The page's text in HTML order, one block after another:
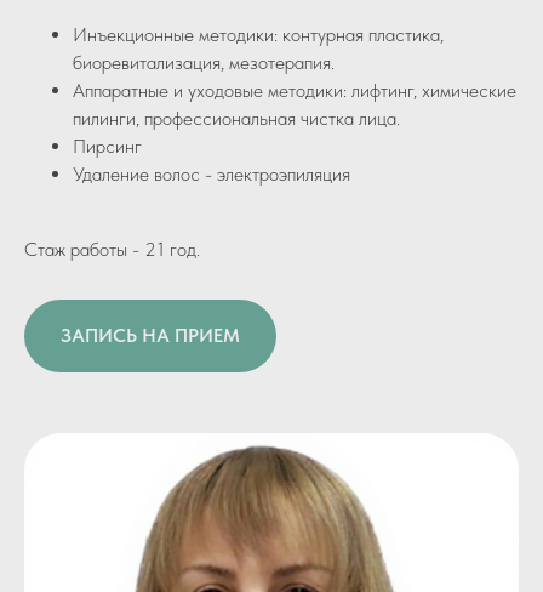
Инъекционные методики: контурная пластика,
биоревитализация, мезотерапия.
Аппаратные и уходовые методики: лифтинг, химические
пилинги, профессиональная чистка лица.
Пирсинг
Удаление волос - электроэпиляция
Стаж работы - 21 год.
ЗАПИСЬ НА ПРИЕМ